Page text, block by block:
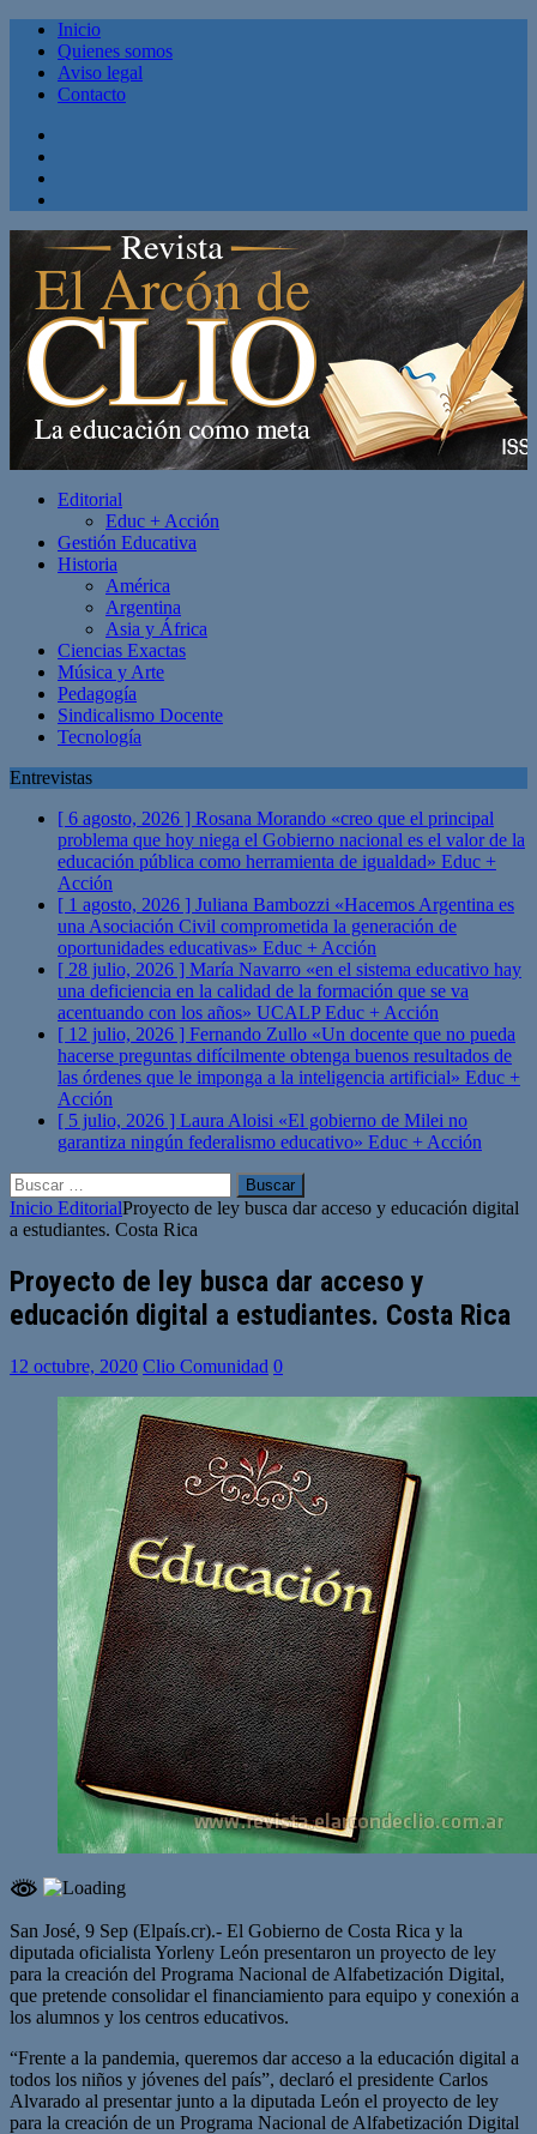
Inicio
Quienes somos
Aviso legal
Contacto
Editorial
Educ + Acción
Gestión Educativa
Historia
América
Argentina
Asia y África
Ciencias Exactas
Música y Arte
Pedagogía
Sindicalismo Docente
Tecnología
Entrevistas
[ 6 agosto, 2026 ] Rosana Morando «creo que el principal
problema que hoy niega el Gobierno nacional es el valor de la
educación pública como herramienta de igualdad» Educ +
Acción
[ 1 agosto, 2026 ] Juliana Bambozzi «Hacemos Argentina es
una Asociación Civil comprometida la generación de
oportunidades educativas» Educ + Acción
[ 28 julio, 2026 ] María Navarro «en el sistema educativo hay
una deficiencia en la calidad de la formación que se va
acentuando con los años» UCALPEduc + Acción
[ 12 julio, 2026 ] Fernando Zullo «Un docente que no pueda
hacerse preguntas difícilmente obtenga buenos resultados de
las órdenes que le imponga a la inteligencia artificial» Educ +
Acción
[ 5 julio, 2026 ] Laura Aloisi «El gobierno de Milei no
garantiza ningún federalismo educativo» Educ + Acción
Buscar:
Inicio EditorialProyecto de ley busca dar acceso y educación digital
a estudiantes. Costa Rica
Proyecto de ley busca dar acceso y
educación digital a estudiantes. Costa Rica
12 octubre, 2020 Clio Comunidad 0
San José, 9 Sep (Elpaís.cr).- El Gobierno de Costa Rica y la
diputada oficialista Yorleny León presentaron un proyecto de ley
para la creación del Programa Nacional de Alfabetización Digital,
que pretende consolidar el financiamiento para equipo y conexión a
los alumnos y los centros educativos.
“Frente a la pandemia, queremos dar acceso a la educación digital a
todos los niños y jóvenes del país”, declaró el presidente Carlos
Alvarado al presentar junto a la diputada León el proyecto de ley
para la creación de un Programa Nacional de Alfabetización Digital